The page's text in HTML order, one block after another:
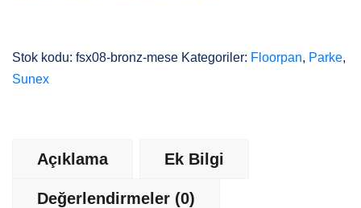
Stok kodu: fsx08-bronz-mese Kategoriler: Floorpan, Parke,
Sunex
Açıklama Ek Bilgi
Değerlendirmeler (0)